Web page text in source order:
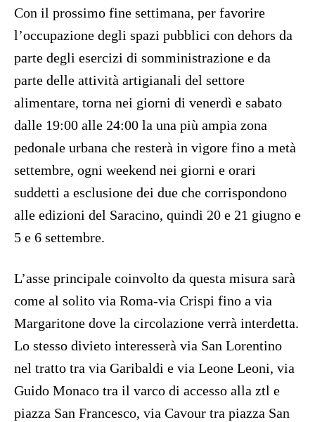
Con il prossimo fine settimana, per favorire
l’occupazione degli spazi pubblici con dehors da
parte degli esercizi di somministrazione e da
parte delle attività artigianali del settore
alimentare, torna nei giorni di venerdì e sabato
dalle 19:00 alle 24:00 la una più ampia zona
pedonale urbana che resterà in vigore fino a metà
settembre, ogni weekend nei giorni e orari
suddetti a esclusione dei due che corrispondono
alle edizioni del Saracino, quindi 20 e 21 giugno e
5 e 6 settembre.
L’asse principale coinvolto da questa misura sarà
come al solito via Roma-via Crispi fino a via
Margaritone dove la circolazione verrà interdetta.
Lo stesso divieto interesserà via San Lorentino
nel tratto tra via Garibaldi e via Leone Leoni, via
Guido Monaco tra il varco di accesso alla ztl e
piazza San Francesco, via Cavour tra piazza San